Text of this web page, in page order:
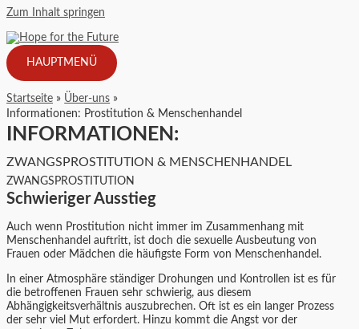
Zum Inhalt springen
HAUPTMENÜ
Startseite
Über-uns
Informationen: Prostitution & Menschenhandel
INFORMATIONEN:
ZWANGSPROSTITUTION & MENSCHENHANDEL
ZWANGSPROSTITUTION
Schwieriger Ausstieg
Auch wenn Prostitution nicht immer im Zusammenhang mit
Menschenhandel auftritt, ist doch die sexuelle Ausbeutung von
Frauen oder Mädchen die häufigste Form von Menschenhandel.
In einer Atmosphäre ständiger Drohungen und Kontrollen ist es für
die betroffenen Frauen sehr schwierig, aus diesem
Abhängigkeitsverhältnis auszubrechen. Oft ist es ein langer Prozess
der sehr viel Mut erfordert. Hinzu kommt die Angst vor der